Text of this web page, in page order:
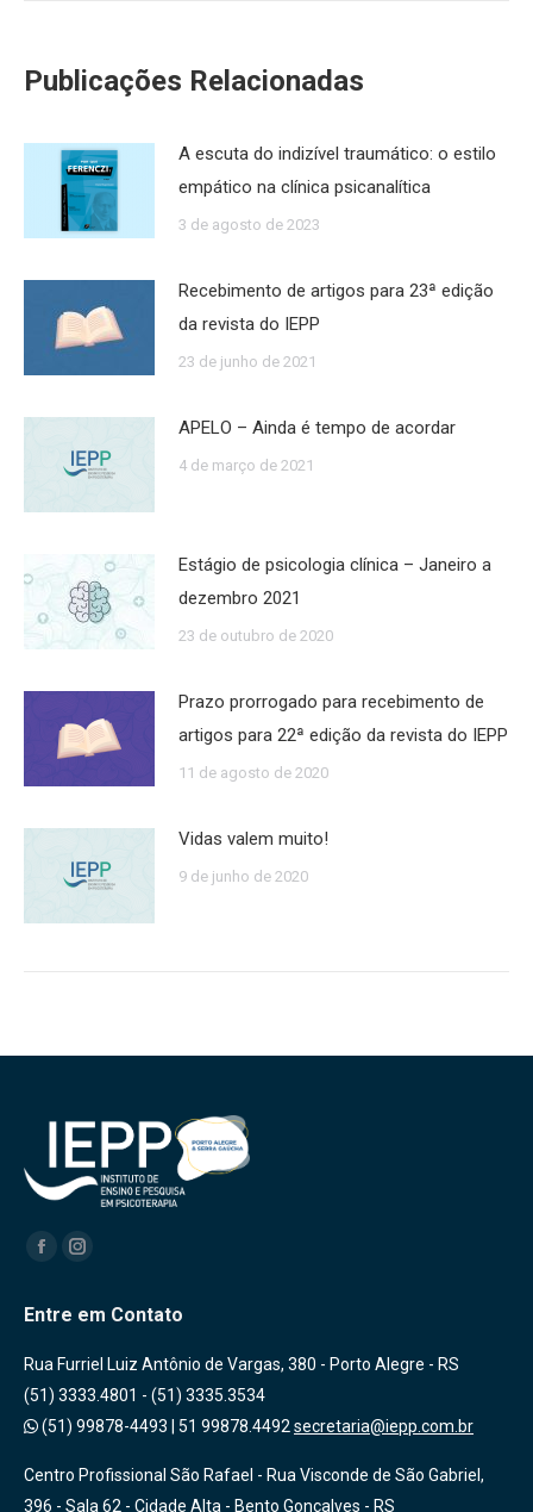
Publicações Relacionadas
A escuta do indizível traumático: o estilo
empático na clínica psicanalítica
3 de agosto de 2023
Recebimento de artigos para 23ª edição
da revista do IEPP
23 de junho de 2021
APELO – Ainda é tempo de acordar
4 de março de 2021
Estágio de psicologia clínica – Janeiro a
dezembro 2021
23 de outubro de 2020
Prazo prorrogado para recebimento de
artigos para 22ª edição da revista do IEPP
11 de agosto de 2020
Vidas valem muito!
9 de junho de 2020
Encontre-nos em:
FacebookInstagram
Entre em Contato
Rua Furriel Luiz Antônio de Vargas, 380 - Porto Alegre - RS
(51) 3333.4801 - (51) 3335.3534
(51) 99878-4493
51 99878.4492 secretaria@iepp.com.br
Centro Profissional São Rafael - Rua Visconde de São Gabriel,
396 - Sala 62 - Cidade Alta - Bento Gonçalves - RS